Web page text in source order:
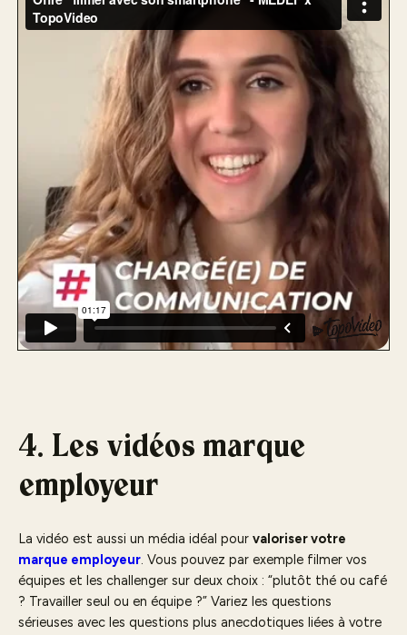
4. Les vidéos marque
employeur
La vidéo est aussi un média idéal pour valoriser votre
marque employeur. Vous pouvez par exemple filmer vos
équipes et les challenger sur deux choix : “plutôt thé ou café
? Travailler seul ou en équipe ?” Variez les questions
sérieuses avec les questions plus anecdotiques liées à votre